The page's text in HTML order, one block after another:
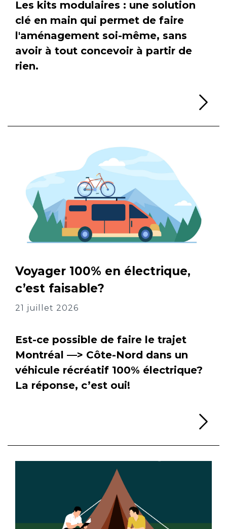
Les kits modulaires : une solution
clé en main qui permet de faire
l'aménagement soi-même, sans
avoir à tout concevoir à partir de
rien.
Voyager 100% en électrique,
c’est faisable?
21 juillet 2026
Est-ce possible de faire le trajet
Montréal —> Côte-Nord dans un
véhicule récréatif 100% électrique?
La réponse, c’est oui!